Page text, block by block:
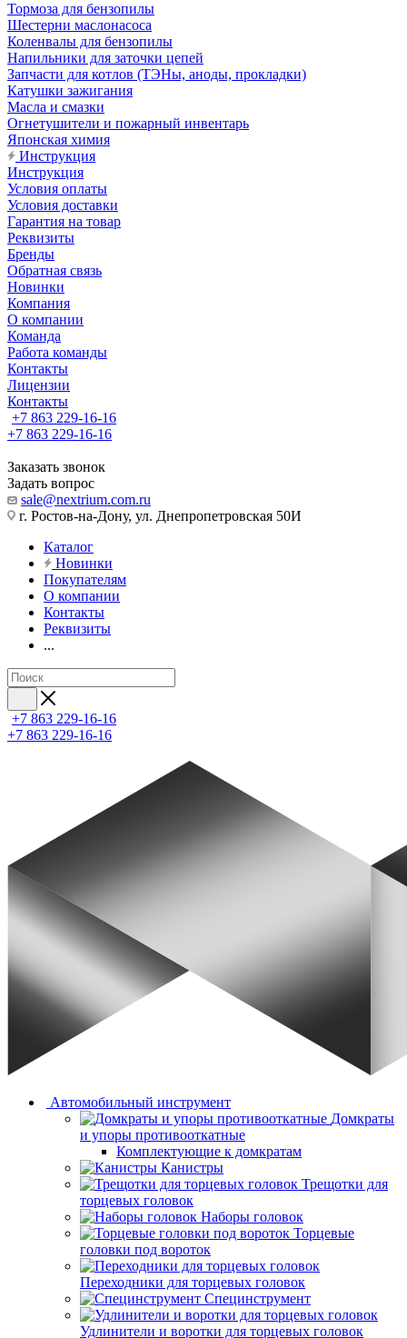
Тормоза для бензопилы
Шестерни маслонасоса
Коленвалы для бензопилы
Напильники для заточки цепей
Запчасти для котлов (ТЭНы, аноды, прокладки)
Катушки зажигания
Масла и смазки
Огнетушители и пожарный инвентарь
Японская химия
Инструкция
Инструкция
Условия оплаты
Условия доставки
Гарантия на товар
Реквизиты
Бренды
Обратная связь
Новинки
Компания
О компании
Команда
Работа команды
Контакты
Лицензии
Контакты
+7 863 229-16-16
+7 863 229-16-16
Заказать звонок
Задать вопрос
sale@nextrium.com.ru
г. Ростов-на-Дону, ул. Днепропетровская 50И
Каталог
Новинки
Покупателям
О компании
Контакты
Реквизиты
...
+7 863 229-16-16
+7 863 229-16-16
Автомобильный инструмент
Домкраты
и упоры противооткатные
Комплектующие к домкратам
Канистры
Трещотки для
торцевых головок
Наборы головок
Торцевые
головки под вороток
Переходники для торцевых головок
Специнструмент
Удлинители и воротки для торцевых головок